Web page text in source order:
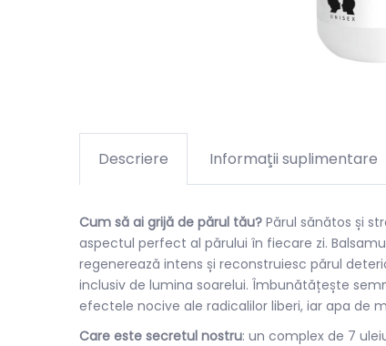
Descriere Informaţii suplimentare
Cum să ai grijă de părul tău? Părul sănătos și
aspectul perfect al părului în fiecare zi. Balsamul
regenerează intens și reconstruiesc părul
inclusiv de lumina soarelui. Îmbunătățește
efectele nocive ale radicalilor liberi, iar apa de
Care este secretul nostru: un complex de 7